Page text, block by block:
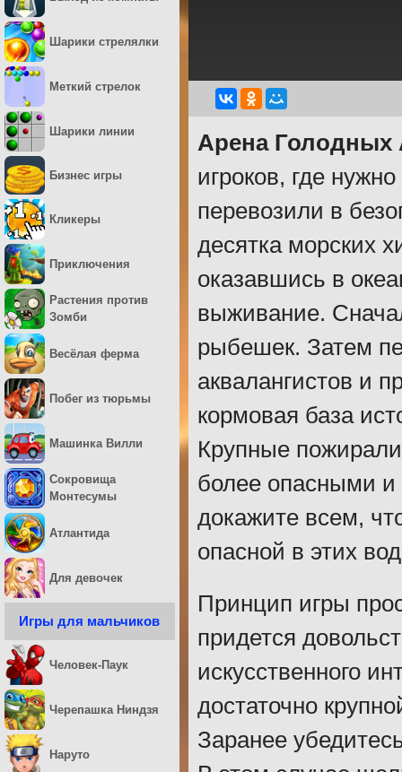
Арена Голодных
игроков, где
перевозили в
десятка морских
оказавшись в
выживание.
рыбешек. Затем
аквалангистов и
кормовая база
Крупные
более опасными и
докажите всем,
опасной в этих
Принцип игры
придется
искусственного
достаточно
Заранее
Шарики стрелялки
Меткий стрелок
Шарики линии
Бизнес игры
Кликеры
Приключения
Растения против
Зомби
Весёлая ферма
Побег из тюрьмы
Машинка Вилли
Сокровища
Монтесумы
Атлантида
Для девочек
Игры для мальчиков
Человек-Паук
Черепашка Ниндзя
Наруто